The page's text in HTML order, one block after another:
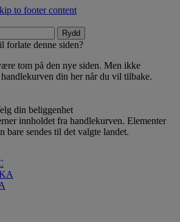
to footer content
Rydd
forlate denne siden?
tom på den nye siden. Men ikke
din her når du vil tilbake.
din beliggenhet
innholdet fra handlekurven. Elementer
bare sendes til det valgte landet.